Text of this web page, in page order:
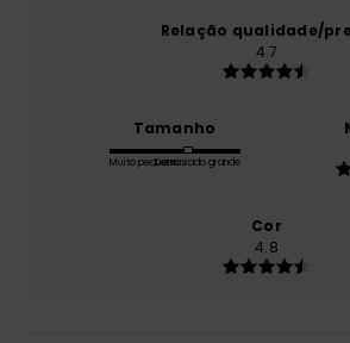
Relação qualidade/
4.7
Tamanho
Muito pequenoDemasiado grande
Cor
4.8